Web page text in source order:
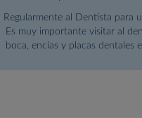
Regularmente al Dentista para
Es muy importante visitar al
boca, encías y placas dentales